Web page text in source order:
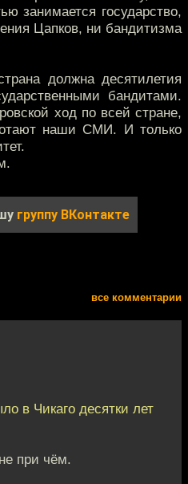
занимается государство,
Цапков, ни бандитизма
должна десятилетия
бандитами.
ход по всей стране,
наши СМИ. И только
группу ВКонтакте
все комментарии
в Чикаго десятки лет
при чём.